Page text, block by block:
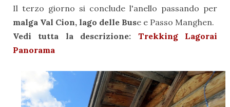
Il terzo giorno si conclude l'anello passando per
malga Val Cion, lago delle Buse e Passo Manghen.
Vedi tutta la descrizione: Trekking Lagorai
Panorama